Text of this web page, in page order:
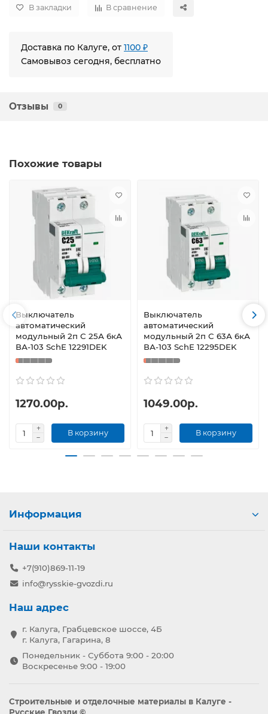
В закладки В сравнение
Доставка по Калуге, от 1100 ₽
Самовывоз сегодня, бесплатно
Отзывы 0
Похожие товары
Выключатель
автоматический
модульный 2п С 25А 6кА
ВА-103 SchE 12291DEK
1270.00р.
В корзину
Выключатель
автоматический
модульный 2п С 63А 6кА
ВА-103 SchE 12295DEK
1049.00р.
В корзину
Информация
Наши контакты
+7(910)869-11-19
info@rysskie-gvozdi.ru
Наш адрес
г. Калуга, Грабцевское шоссе, 4Б
г. Калуга, Гагарина, 8
Понедельник - Суббота 9:00 - 20:00
Воскресенье 9:00 - 19:00
Строительные и отделочные материалы в Калуге -